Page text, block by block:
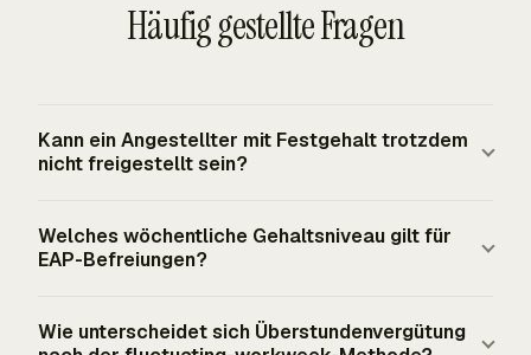
Häufig gestellte Fragen
Kann ein Angestellter mit Festgehalt trotzdem
nicht freigestellt sein?
nicht freigestellt sein, was bedeutet, dass der
Arbeitnehmer Überstunden für Arbeitsstunden über 40 in
muss. Der Befreiungsstatus hängt vom geltenden
Welches wöchentliche Gehaltsniveau gilt für
EAP-Befreiungen?
professionelle Tätigkeiten wendet das DOL nach der
Wie unterscheidet sich Überstundenvergütung